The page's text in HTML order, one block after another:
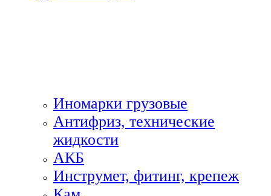
Иномарки грузовые
Антифриз, технические
жидкости
АКБ
Инструмет, фитинг, крепеж